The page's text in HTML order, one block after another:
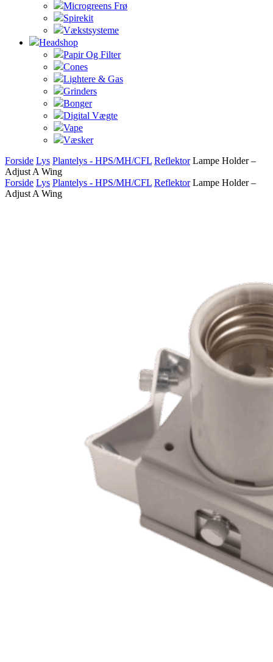
Microgreens Frø
Spirekit
Vækstsysteme
Headshop
Papir Og Filter
Cones
Lightere & Gas
Grinders
Bonger
Digital Vægte
Vape
Væsker
Forside Lys Plantelys - HPS/MH/CFL Reflektor Lampe Holder –
Adjust A Wing
Forside Lys Plantelys - HPS/MH/CFL Reflektor Lampe Holder –
Adjust A Wing